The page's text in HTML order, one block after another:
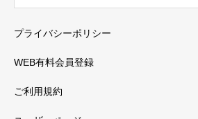
プライバシーポリシー
WEB有料会員登録
ご利用規約